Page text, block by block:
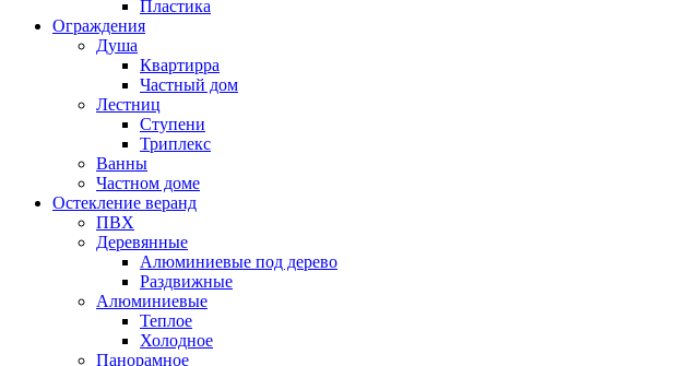
Пластика
Ограждения
Душа
Квартирра
Частный дом
Лестниц
Ступени
Триплекс
Ванны
Частном доме
Остекление веранд
ПВХ
Деревянные
Алюминиевые под дерево
Раздвижные
Алюминиевые
Теплое
Холодное
Панорамное